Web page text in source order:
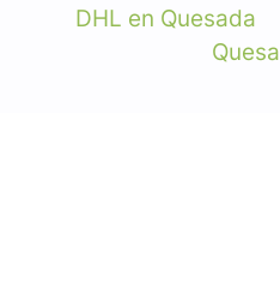
DHL en Quesada